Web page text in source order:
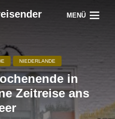
MENÜ
NIEDERLANDE
in
Zeitreise ans